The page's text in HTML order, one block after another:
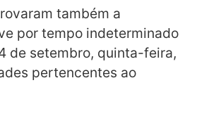
também a
por tempo indeterminado
de setembro, quinta-feira,
pertencentes ao